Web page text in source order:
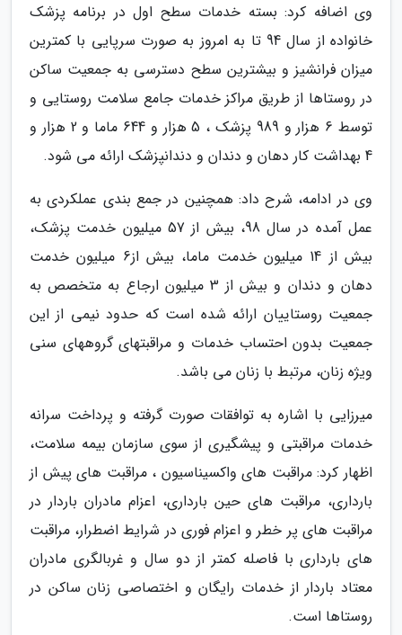
وی اضافه کرد: بسته خدمات سطح اول در برنامه پزشک
خانواده از سال 94 تا به امروز به صورت سرپایی با کمترین
میزان فرانشیز و بیشترین سطح دسترسی به جمعیت ساکن
در روستاها از طریق مراکز خدمات جامع سلامت روستایی و
توسط 6 هزار و 989 پزشک ، 5 هزار و 644 ماما و 2 هزار و
4 بهداشت کار دهان و دندان و دندانپزشک ارائه می شود.
وی در ادامه، شرح داد: همچنین در جمع بندی عملکردی به
عمل آمده در سال 98، بیش از 57 میلیون خدمت پزشک،
بیش از 14 میلیون خدمت ماما، بیش از6 میلیون خدمت
دهان و دندان و بیش از 3 میلیون ارجاع به متخصص به
جمعیت روستاییان ارائه شده است که حدود نیمی از این
جمعیت بدون احتساب خدمات و مراقبتهای گروههای سنی
ویژه زنان، مرتبط با زنان می باشد.
میرزایی با اشاره به توافقات صورت گرفته و پرداخت سرانه
خدمات مراقبتی و پیشگیری از سوی سازمان بیمه سلامت،
اظهار کرد: مراقبت های واکسیناسیون ، مراقبت های پیش از
بارداری، مراقبت های حین بارداری، اعزام مادران باردار در
مراقبت های پر خطر و اعزام فوری در شرایط اضطرار، مراقبت
های بارداری با فاصله کمتر از دو سال و غربالگری مادران
معتاد باردار از خدمات رایگان و اختصاصی زنان ساکن در
روستاها است.